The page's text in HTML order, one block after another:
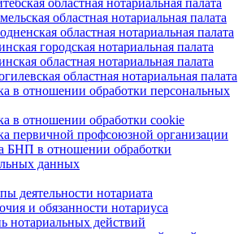
областная нотариальная палата
областная нотариальная палата
областная нотариальная палата
городская нотариальная палата
областная нотариальная палата
областная нотариальная палата
в отношении обработки персональных
в отношении обработки cookie
первичной профсоюзной организации
БНП в отношении обработки
данных
деятельности нотариата
и обязанности нотариуса
нотариальных действий